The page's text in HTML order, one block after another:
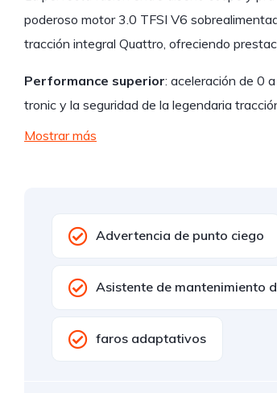
poderoso motor 3.0 TFSI V6
tracción integral Quattro, ofreciendo
Performance superior: aceleración de 0
tronic y la seguridad de la legendaria
Mostrar más
Advertencia de punto ciego
Asistente de mantenimiento
faros adaptativos